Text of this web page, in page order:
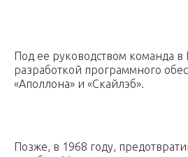
Под ее руководством команда
разработкой программного
«Аполлона» и «Скайлэб».
Позже, в 1968 году,